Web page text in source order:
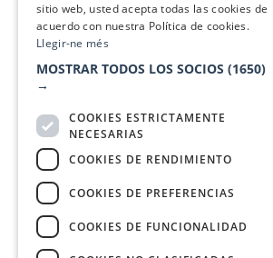
sitio web, usted acepta todas las cookies de
acuerdo con nuestra Política de cookies.
Llegir-ne més
MOSTRAR TODOS LOS SOCIOS (1650)
→
COOKIES ESTRICTAMENTE
NECESARIAS
COOKIES DE RENDIMIENTO
COOKIES DE PREFERENCIAS
COOKIES DE FUNCIONALIDAD